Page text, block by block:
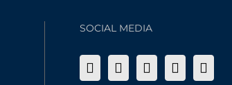
SOCIAL MEDIA